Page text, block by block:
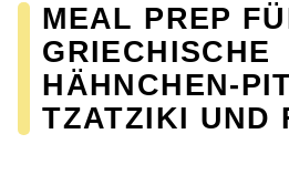
MEAL PREP
GRIECHISCHE
HÄHNCHEN-
TZATZIKI UND